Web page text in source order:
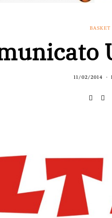
BASKET
11/02/2014